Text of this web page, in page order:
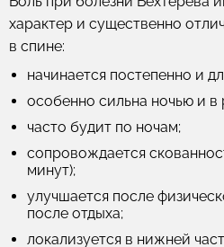
характер и существенно
в спине:
начинается постепенно и
особенно сильна ночью и в
часто будит по ночам;
сопровождается
минут);
улучшается после
после отдыха;
локализуется в нижней